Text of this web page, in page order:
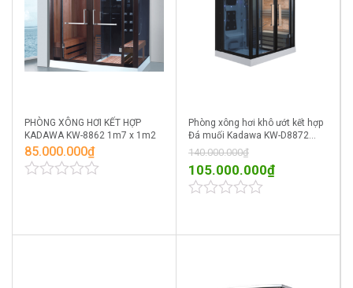
PHÒNG XÔNG HƠI KẾT HỢP
KADAWA KW-8862 1m7 x 1m2
85.000.000₫
5
Phòng xông hơi khô ướt kết hợp
Đá muối Kadawa KW-D8872
1m7 x 1m2 gỗ Hemlock
140.000.000₫
105.000.000₫
of